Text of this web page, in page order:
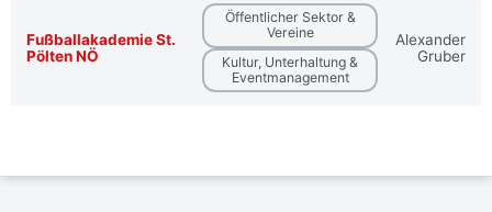
Fußballakademie St.
Pölten NÖ
Öffentlicher Sektor &
Vereine
Kultur, Unterhaltung &
Eventmanagement
Alexander
Gruber